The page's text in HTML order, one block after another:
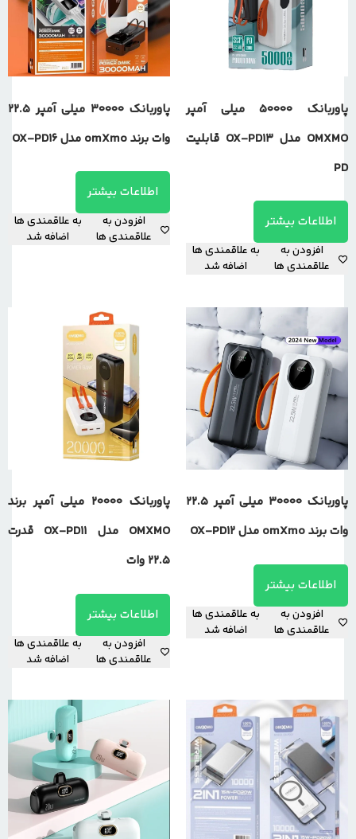
پاوربانک 50000 میلی آمپر
OMXMO مدل OX-PD13 قابلیت
PD
اطلاعات بیشتر
افزودن به
علاقمندی ها
به علاقمندی ها
اضافه شد
پاوربانک 30000 میلی آمپر 22.5
وات برند omXmo مدل OX-PD16
اطلاعات بیشتر
افزودن به
علاقمندی ها
به علاقمندی ها
اضافه شد
پاوربانک 30000 میلی آمپر 22.5
وات برند omXmo مدل OX-PD12
اطلاعات بیشتر
افزودن به
علاقمندی ها
به علاقمندی ها
اضافه شد
پاوربانک 20000 میلی آمپر برند
OMXMO مدل OX-PD11 قدرت
22.5 وات
اطلاعات بیشتر
افزودن به
علاقمندی ها
به علاقمندی ها
اضافه شد